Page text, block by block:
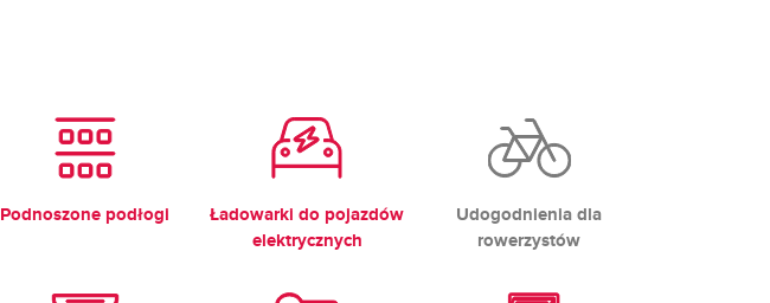
Podnoszone podłogi
Ładowarki do pojazdów
elektrycznych
Udogodnienia dla
rowerzystów